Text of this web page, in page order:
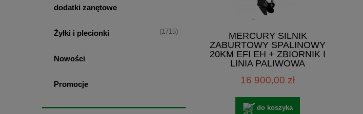
dodatki zanętowe
Żyłki i plecionki (1715)
Nowości
Promocje
MERCURY SILNIK
ZABURTOWY SPALINOWY
20KM EFI EH + ZBIORNIK I
LINIA PALIWOWA
16 900,00 zł
do koszyka